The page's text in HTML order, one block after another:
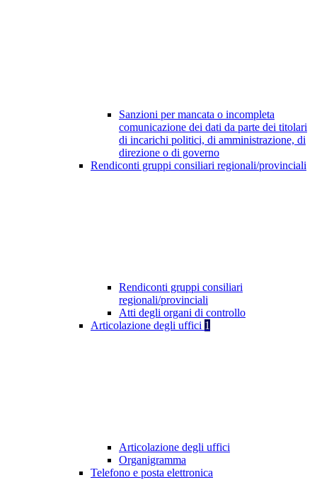
Sanzioni per mancata o incompleta
comunicazione dei dati da parte dei titolari
di incarichi politici, di amministrazione, di
direzione o di governo
Rendiconti gruppi consiliari regionali/provinciali
Rendiconti gruppi consiliari
regionali/provinciali
Atti degli organi di controllo
Articolazione degli uffici 1
Articolazione degli uffici
Organigramma
Telefono e posta elettronica